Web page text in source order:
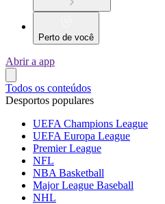
Perto de você
Abrir a app
Todos os conteúdos
Desportos populares
UEFA Champions League
UEFA Europa League
Premier League
NFL
NBA Basketball
Major League Baseball
NHL